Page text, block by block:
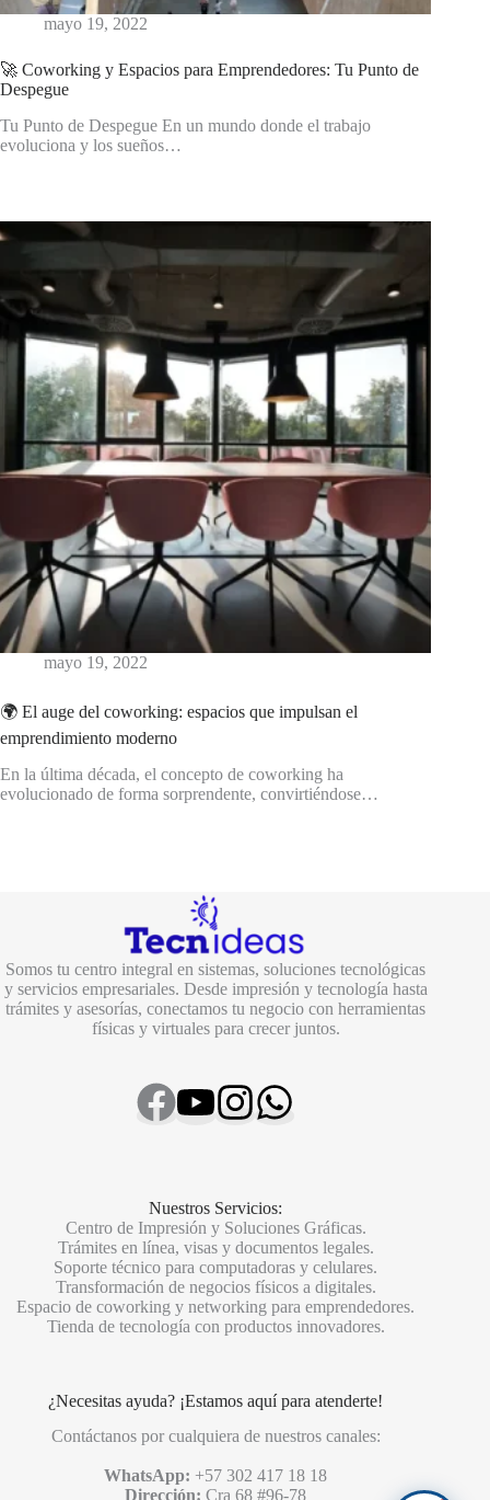
mayo 19, 2022
🚀 Coworking y Espacios para Emprendedores: Tu Punto de
Despegue
Tu Punto de Despegue En un mundo donde el trabajo
evoluciona y los sueños…
mayo 19, 2022
🌍 El auge del coworking: espacios que impulsan el
emprendimiento moderno
En la última década, el concepto de coworking ha
evolucionado de forma sorprendente, convirtiéndose…
Somos tu centro integral en sistemas, soluciones tecnológicas
y servicios empresariales. Desde impresión y tecnología hasta
trámites y asesorías, conectamos tu negocio con herramientas
físicas y virtuales para crecer juntos.
Nuestros Servicios:
Centro de Impresión y Soluciones Gráficas.
Trámites en línea, visas y documentos legales.
Soporte técnico para computadoras y celulares.
Transformación de negocios físicos a digitales.
Espacio de coworking y networking para emprendedores.
Tienda de tecnología con productos innovadores.
¿Necesitas ayuda? ¡Estamos aquí para atenderte!
Contáctanos por cualquiera de nuestros canales:
WhatsApp: +57 302 417 18 18
Dirección: Cra 68 #96-78